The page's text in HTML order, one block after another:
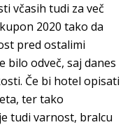
včasih tudi za več
2020 tako da
pred ostalimi
bilo odveč, saj danes
Če bi hotel opisati
ter tako
tudi varnost, bralcu